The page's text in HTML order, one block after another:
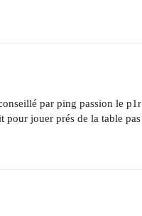
par ping passion le
pour jouer prés de la table